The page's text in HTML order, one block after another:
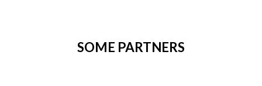
SOME PARTNERS